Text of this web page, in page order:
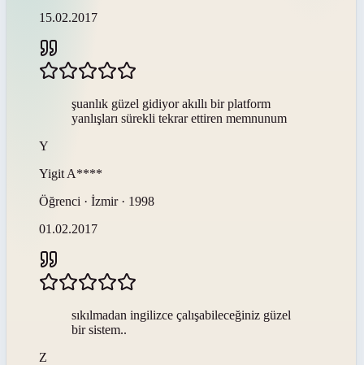
15.02.2017
şuanlık güzel gidiyor akıllı bir platform
yanlışları sürekli tekrar ettiren memnunum
Y
Yigit A****
Öğrenci · İzmir · 1998
01.02.2017
sıkılmadan ingilizce çalışabileceğiniz güzel
bir sistem..
Z